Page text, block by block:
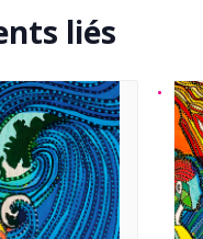
liés